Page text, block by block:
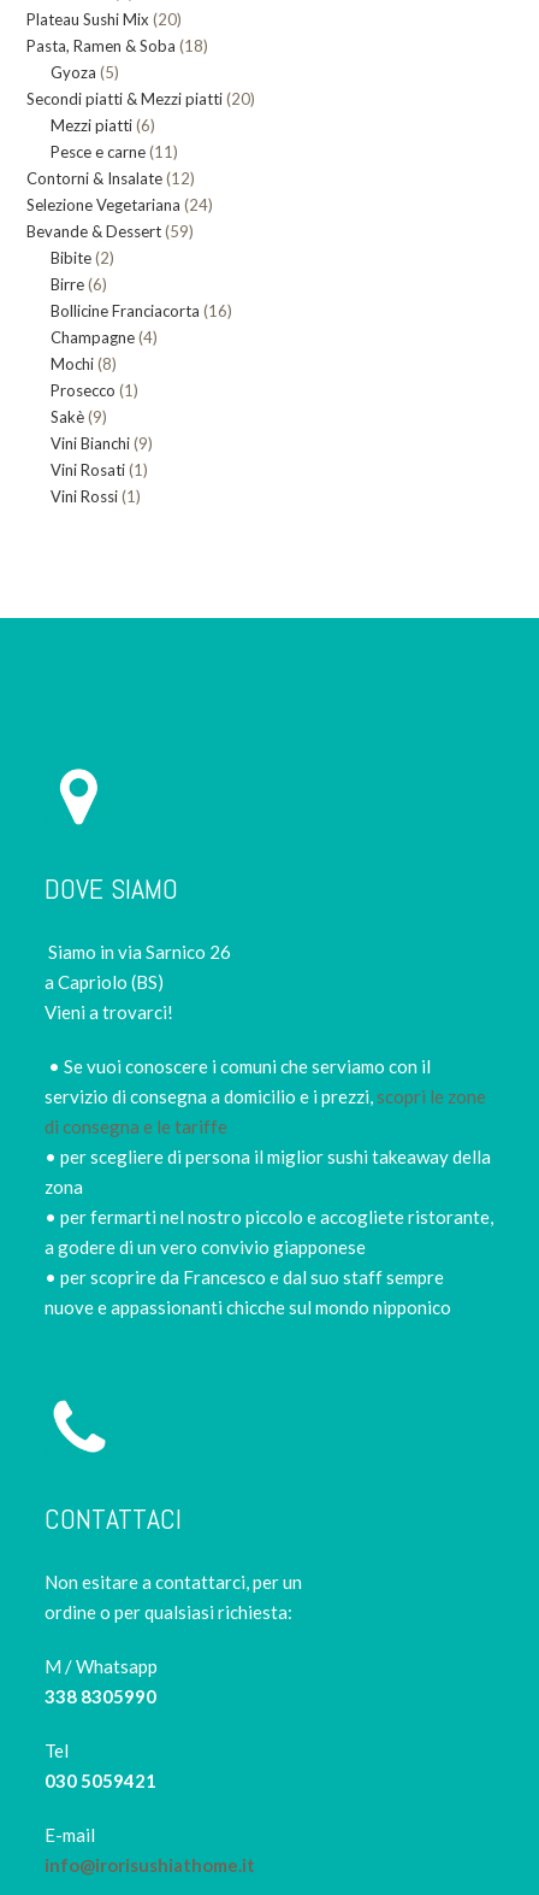
prodotti
Plateau Sushi Mix 2020
prodotti
Pasta, Ramen & Soba 1818
Gyoza 55
prodotti
Secondi piatti & Mezzi piatti 2020
Mezzi piatti 66
prodotti
Pesce e carne 1111
prodotti
Contorni & Insalate 1212
prodotti
Selezione Vegetariana 2424
Bevande & Dessert 5959
Bibite 22
Birre 66
prodotti
Bollicine Franciacorta 1616
Champagne 44
Mochi 88
prodotti
Prosecco 11
Sakè 99
prodotti
Vini Bianchi 99
Vini Rosati 11
Vini Rossi 11
DOVE SIAMO
Siamo in via Sarnico 26
a Capriolo (BS)
Vieni a trovarci!
• Se vuoi conoscere i comuni che serviamo con il
servizio di consegna a domicilio e i prezzi,scopri le zone
di consegna e le tariffe
• per scegliere di persona il miglior sushi takeaway della
zona
• per fermarti nel nostro piccolo e accogliete ristorante,
a godere di un vero convivio giapponese
• per scoprire da Francesco e dal suo staff sempre
nuove e appassionanti chicche sul mondo nipponico
CONTATTACI
Non esitare a contattarci, per un
ordine o per qualsiasi richiesta:
M / Whatsapp
338 8305990
Tel
030 5059421
E-mail
info@irorisushiathome.it